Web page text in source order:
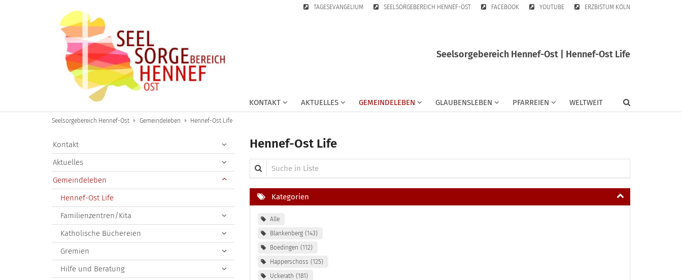
TAGESEVANGELIUM SEELSORGEBEREICH HENNEF-OST FACEBOOK YOUTUBE ERZBISTUM KÖLN
Seelsorgebereich Hennef-Ost | Hennef-Ost Life
KONTAKT AKTUELLES GEMEINDELEBEN GLAUBENSLEBEN PFARREIEN WELTWEIT
Seelsorgebereich Hennef-Ost Gemeindeleben Hennef-Ost Life
Hennef-Ost Life
Suche in Liste
Kategorien
Alle
Blankenberg 143
Boedingen
112
Happerschoss
125
Uckerath
181
Kontakt
Aktuelles
Gemeindeleben
Hennef-Ost Life
Familienzentren/Kita
Katholische Büchereien
Gremien
Hilfe und Beratung